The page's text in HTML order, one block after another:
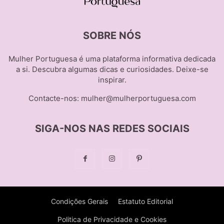
SOBRE NÓS
Mulher Portuguesa é uma plataforma informativa dedicada
a si. Descubra algumas dicas e curiosidades. Deixe-se
inspirar.
Contacte-nos: mulher@mulherportuguesa.com
SIGA-NOS NAS REDES SOCIAIS
Condições Gerais Estatuto Editorial
Politica de Privacidade e Cookies